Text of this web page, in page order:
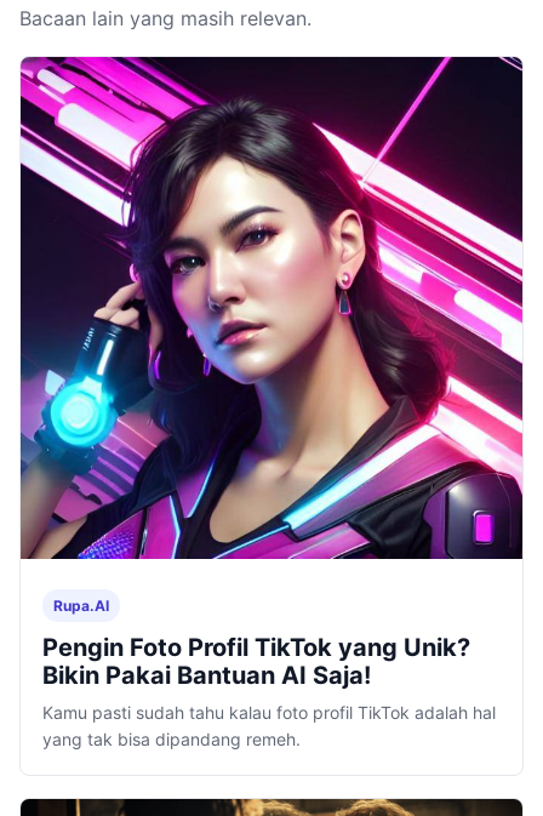
Bacaan lain yang masih relevan.
Rupa.AI
Pengin Foto Profil TikTok yang Unik?
Bikin Pakai Bantuan AI Saja!
Kamu pasti sudah tahu kalau foto profil TikTok adalah hal
yang tak bisa dipandang remeh.